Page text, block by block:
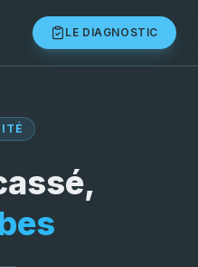
LE DIAGNOSTIC